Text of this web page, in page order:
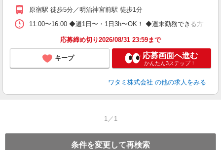
原宿駅 徒歩5分／明治神宮前駅 徒歩1分
11:00〜16:00 ◆週1日〜・1日3h〜OK！ ◆週末勤務できる方歓
応募締め切り2026/08/31 23:59まで
キープ 応募画面へ進む
かんたん3ステップ！
ワタミ株式会社 の他の求人をみる
1／1
条件を変更して再検索